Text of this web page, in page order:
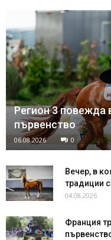
Регион 3 повежда
първенство
06.08.2026 0
Вечер, в
традиции
04.08.2026
Франция